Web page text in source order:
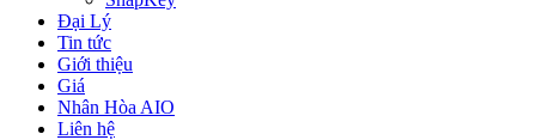
Đại Lý
Tin tức
Giới thiệu
Giá
Nhân Hòa AIO
Liên hệ